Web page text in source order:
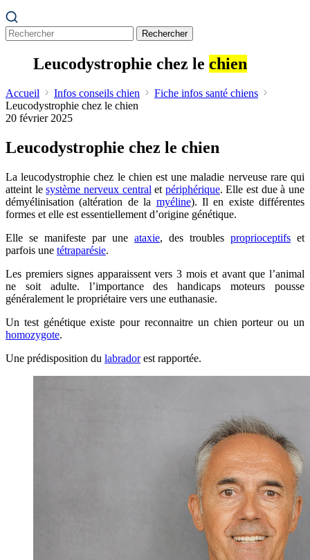
Rechercher
Leucodystrophie chez le chien
Accueil Infos conseils chien
Fiche infos santé chiens
Leucodystrophie chez le chien
20 février 2025
Leucodystrophie chez le chien
La leucodystrophie chez le chien est une maladie nerveuse rare qui
atteint lesystème nerveux central et périphérique. Elle est due à une
démyélinisation (altération de la myéline). Il en existe différentes
formes et elle est essentiellement d’origine génétique.
Elle se manifeste par une ataxie, des troubles proprioceptifs et
parfois une tétraparésie.
Les premiers signes apparaissent vers 3 mois et avant que l’animal
ne soit adulte. l’importance des handicaps moteurs pousse
généralement le propriétaire vers une euthanasie.
Un test génétique existe pour reconnaitre un chien porteur ou un
homozygote.
Une prédisposition du labradorest rapportée.